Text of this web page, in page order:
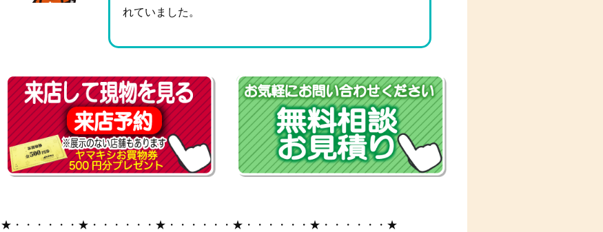
れていました。
★・・・・・・★・・・・・・★・・・・・・★・・・・・・★・・・・・・★